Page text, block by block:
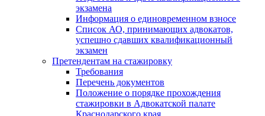
экзамена
Информация о единовременном взносе
Список АО, принимающих адвокатов,
успешно сдавших квалификационный
экзамен
Претендентам на стажировку
Требования
Перечень документов
Положение о порядке прохождения
стажировки в Адвокатской палате